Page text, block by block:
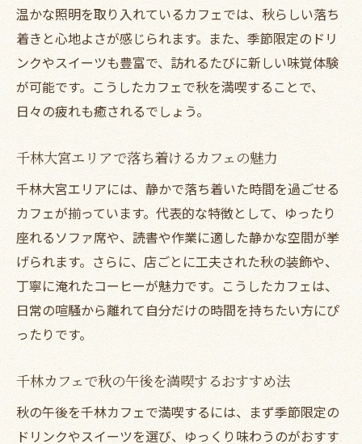
温かな照明を取り入れているカフェでは、秋らしい落ち
着きと心地よさが感じられます。また、季節限定のドリ
ンクやスイーツも豊富で、訪れるたびに新しい味覚体験
が可能です。こうしたカフェで秋を満喫することで、
日々の疲れも癒されるでしょう。
千林大宮エリアで落ち着けるカフェの魅力
千林大宮エリアには、静かで落ち着いた時間を過ごせる
カフェが揃っています。代表的な特徴として、ゆったり
座れるソファ席や、読書や作業に適した静かな空間が挙
げられます。さらに、店ごとに工夫された秋の装飾や、
丁寧に淹れたコーヒーが魅力です。こうしたカフェは、
日常の喧騒から離れて自分だけの時間を持ちたい方にぴ
ったりです。
千林カフェで秋の午後を満喫するおすすめ法
秋の午後を千林カフェで満喫するには、まず季節限定の
ドリンクやスイーツを選び、ゆっくり味わうのがおすす